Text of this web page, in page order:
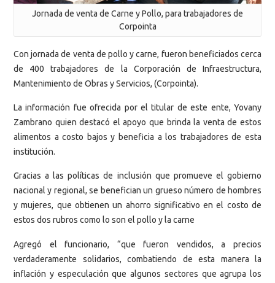
Jornada de venta de Carne y Pollo, para trabajadores de
Corpointa
Con jornada de venta de pollo y carne, fueron beneficiados cerca
de 400 trabajadores de la Corporación de Infraestructura,
Mantenimiento de Obras y Servicios, (Corpointa).
La información fue ofrecida por el titular de este ente, Yovany
Zambrano quien destacó el apoyo que brinda la venta de estos
alimentos a costo bajos y beneficia a los trabajadores de esta
institución.
Gracias a las políticas de inclusión que promueve el gobierno
nacional y regional, se benefician un grueso número de hombres
y mujeres, que obtienen un ahorro significativo en el costo de
estos dos rubros como lo son el pollo y la carne
Agregó el funcionario, “que fueron vendidos, a precios
verdaderamente solidarios, combatiendo de esta manera la
inflación y especulación que algunos sectores que agrupa los